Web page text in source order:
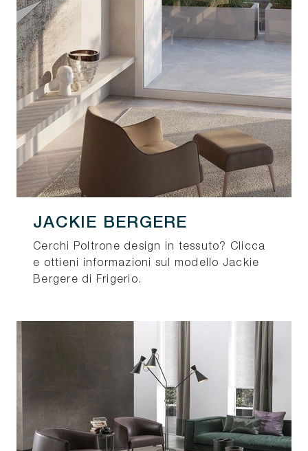
JACKIE BERGERE
Cerchi Poltrone design in tessuto? Clicca
e ottieni informazioni sul modello Jackie
Bergere di Frigerio.